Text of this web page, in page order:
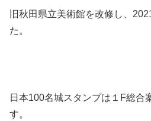
旧秋田県立美術館を改修し、
た。
日本100名城スタンプは１F総合
す。